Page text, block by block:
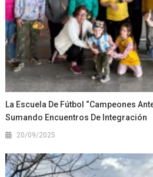
La Escuela De Fútbol “Campeones
Sumando Encuentros De Integración
20/09/2025